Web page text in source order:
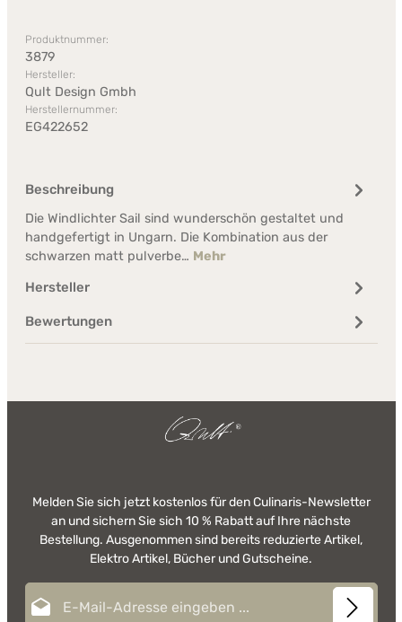
Produktnummer:
3879
Hersteller:
Qult Design Gmbh
Herstellernummer:
EG422652
Beschreibung
Die Windlichter Sail sind wunderschön gestaltet und
handgefertigt in Ungarn. Die Kombination aus der
schwarzen matt pulverbe… Mehr
Hersteller
Bewertungen
Melden Sie sich jetzt kostenlos für den Culinaris-Newsletter
an und sichern Sie sich 10 % Rabatt auf Ihre nächste
Bestellung. Ausgenommen sind bereits reduzierte Artikel,
Elektro Artikel, Bücher und Gutscheine.